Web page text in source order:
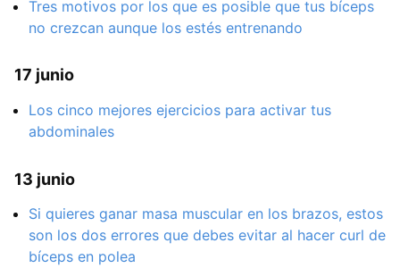
Tres motivos por los que es posible que tus bíceps
no crezcan aunque los estés entrenando
17 junio
Los cinco mejores ejercicios para activar tus
abdominales
13 junio
Si quieres ganar masa muscular en los brazos, estos
son los dos errores que debes evitar al hacer curl de
bíceps en polea